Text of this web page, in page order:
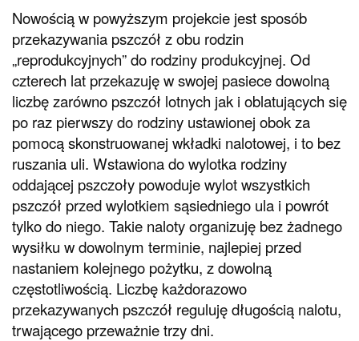
Nowością w powyższym projekcie jest sposób
przekazywania pszczół z obu rodzin
„reprodukcyjnych” do rodziny produkcyjnej. Od
czterech lat przekazuję w swojej pasiece dowolną
liczbę zarówno pszczół lotnych jak i oblatujących się
po raz pierwszy do rodziny ustawionej obok za
pomocą skonstruowanej wkładki nalotowej, i to bez
ruszania uli. Wstawiona do wylotka rodziny
oddającej pszczoły powoduje wylot wszystkich
pszczół przed wylotkiem sąsiedniego ula i powrót
tylko do niego. Takie naloty organizuję bez żadnego
wysiłku w dowolnym terminie, najlepiej przed
nastaniem kolejnego pożytku, z dowolną
częstotliwością. Liczbę każdorazowo
przekazywanych pszczół reguluję długością nalotu,
trwającego przeważnie trzy dni.